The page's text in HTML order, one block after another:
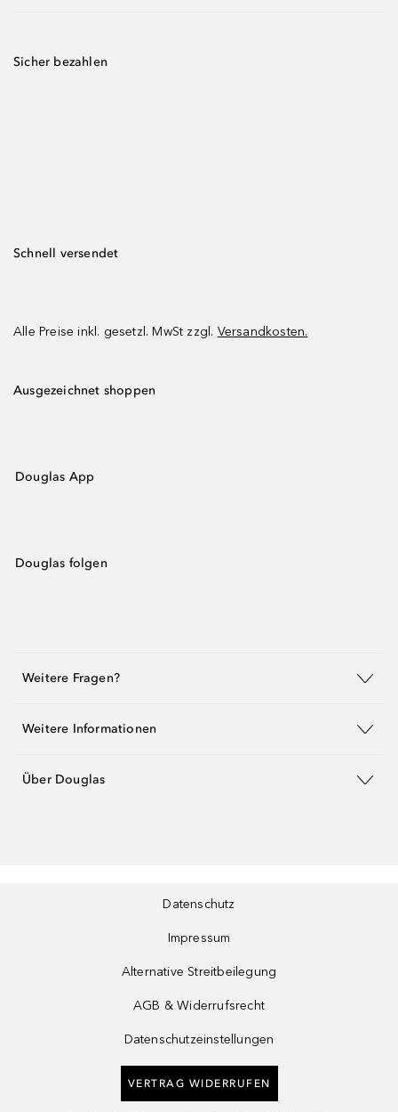
Sicher bezahlen
Schnell versendet
Alle Preise inkl. gesetzl. MwSt zzgl. Versandkosten.
Ausgezeichnet shoppen
Douglas App
Douglas folgen
Weitere Fragen?
Weitere Informationen
Über Douglas
Datenschutz
Impressum
Alternative Streitbeilegung
AGB & Widerrufsrecht
Datenschutzeinstellungen
VERTRAG WIDERRUFEN